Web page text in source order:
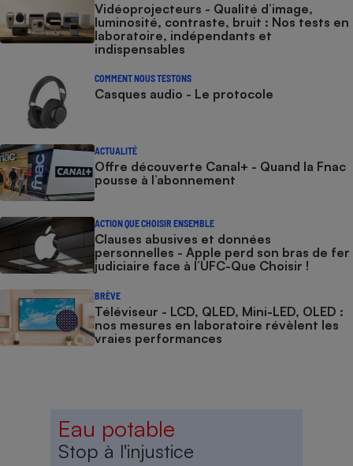
Vidéoprojecteurs - Qualité d’image,
luminosité, contraste, bruit : Nos tests en
laboratoire, indépendants et
indispensables
COMMENT NOUS TESTONS
Casques audio - Le protocole
ACTUALITÉ
Offre découverte Canal+ - Quand la Fnac
pousse à l’abonnement
ACTION QUE CHOISIR ENSEMBLE
Clauses abusives et données
personnelles - Apple perd son bras de fer
judiciaire face à l’UFC-Que Choisir !
BRÈVE
Téléviseur - LCD, QLED, Mini-LED, OLED :
nos mesures en laboratoire révèlent les
vraies performances
Eau potable
Stop à l'injustice